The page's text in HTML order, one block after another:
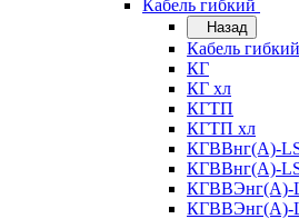
Кабель гибкий
Назад
Кабель гибкий
КГ
КГ хл
КГТП
КГТП хл
КГВВнг(А)-
КГВВнг(А)-
КГВВЭнг(А)-
КГВВЭнг(А)-